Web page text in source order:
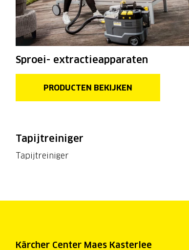
Sproei- extractieapparaten
PRODUCTEN BEKIJKEN
Tapijtreiniger
Tapijtreiniger
Kärcher Center Maes Kasterlee